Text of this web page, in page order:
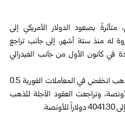
بصعود الدولار الأمريكي إلى
له منذ ستة أشهر، إلى جانب تراجع
في كانون الأول من جانب الفيدرالي
وذكرت شبكة “CNBC” أن الذهب انخفض في المعاملات الفورية 0.5
دولاراً للأونصة، وتراجعت العقود الآجلة للذهب